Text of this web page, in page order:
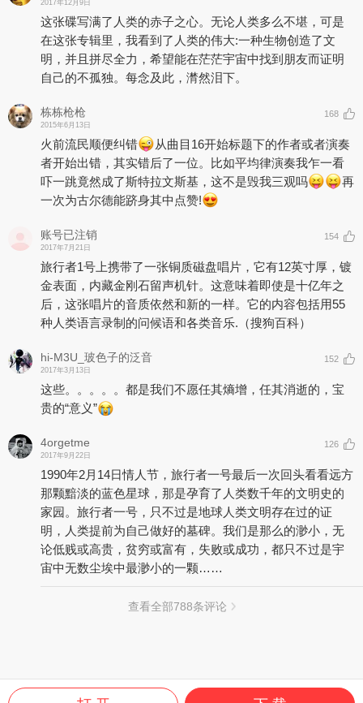
2017年12月9日
这张碟写满了人类的赤子之心。无论人类多么不堪，可是
在这张专辑里，我看到了人类的伟大:一种生物创造了文
明，并且拼尽全力，希望能在茫茫宇宙中找到朋友而证明
自己的不孤独。每念及此，潸然泪下。
栋栋枪枪
2015年6月13日
168
火前流民顺便纠错
从曲目16开始标题下的作者或者演奏
者开始出错，其实错后了一位。比如平均律演奏我乍一看
吓一跳竟然成了斯特拉文斯基，这不是毁我三观吗
再
一次为古尔德能跻身其中点赞!
账号已注销
2017年7月21日
154
旅行者1号上携带了一张铜质磁盘唱片，它有12英寸厚，镀
金表面，内藏金刚石留声机针。这意味着即使是十亿年之
后，这张唱片的音质依然和新的一样。它的内容包括用55
种人类语言录制的问候语和各类音乐.（搜狗百科）
hi-M3U_玻色子的泛音
2017年3月13日
152
这些。。。。。都是我们不愿任其熵增，任其消逝的，宝
贵的“意义”
4orgetme
2017年9月22日
126
1990年2月14日情人节，旅行者一号最后一次回头看看远方
那颗黯淡的蓝色星球，那是孕育了人类数千年的文明史的
家园。旅行者一号，只不过是地球人类文明存在过的证
明，人类提前为自己做好的墓碑。我们是那么的渺小，无
论低贱或高贵，贫穷或富有，失败或成功，都只不过是宇
宙中无数尘埃中最渺小的一颗……
查看全部788条评论